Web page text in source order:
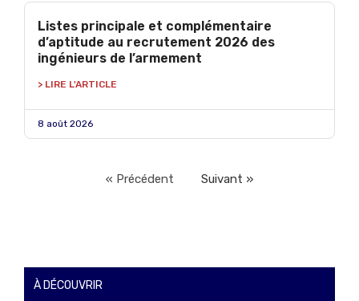
Listes principale et complémentaire
d’aptitude au recrutement 2026 des
ingénieurs de l’armement
> LIRE L'ARTICLE
8 août 2026
« Précédent Suivant »
À DÉCOUVRIR